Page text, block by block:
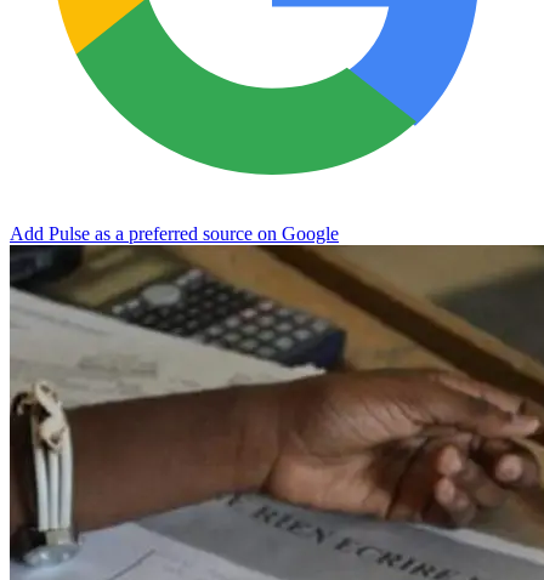
Add Pulse as a preferred source on Google